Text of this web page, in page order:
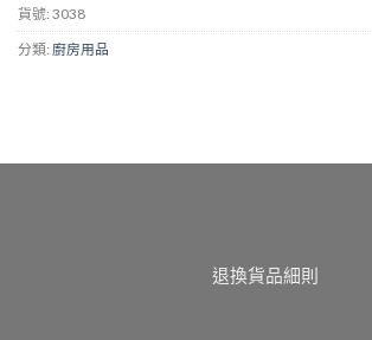
貨號: 3038
分類: 廚房用品
退換貨品細則